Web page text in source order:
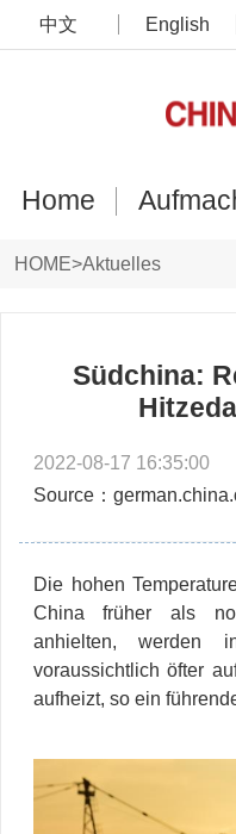
中文 English
Home
HOME>Aktuelles
Südchina:
2022-08-17 16:35:00
Source：
Die hohen
China früher als
anhielten, werden
voraussichtlich öfter
aufheizt, so ein